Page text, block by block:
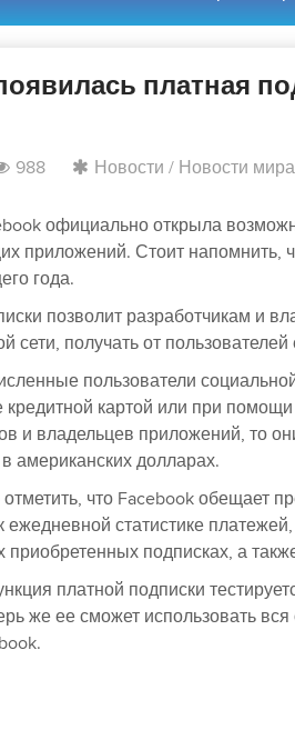
платная
988 Новости / Новости
официально открыла
приложений. Стоит напомнить,
года.
позволит разработчикам и
сети, получать от
пользователи
картой или при
и владельцев приложений, то
американских долларах.
что Facebook обещает
статистике
подписках, а
платной подписки
же ее сможет использовать